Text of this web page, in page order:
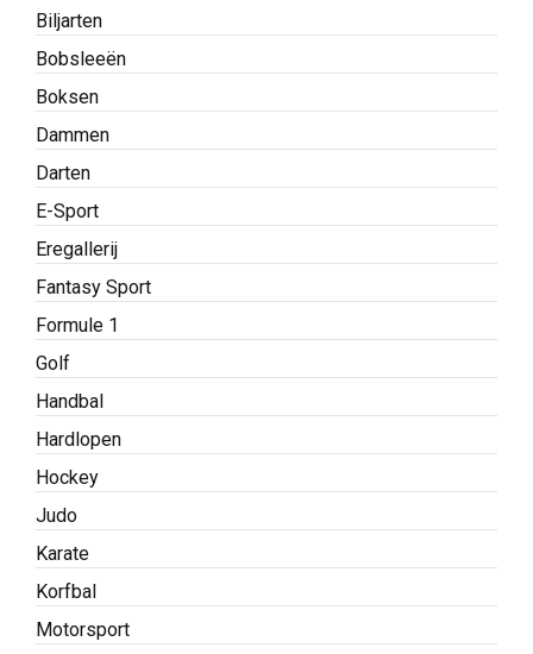
Biljarten
Bobsleeën
Boksen
Dammen
Darten
E-Sport
Eregallerij
Fantasy Sport
Formule 1
Golf
Handbal
Hardlopen
Hockey
Judo
Karate
Korfbal
Motorsport